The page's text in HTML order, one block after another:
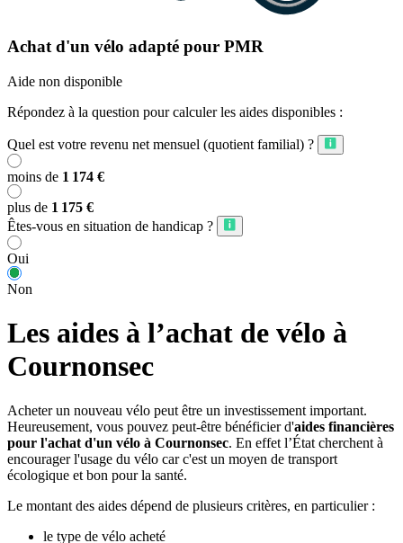
Achat d'un vélo adapté pour PMR
Aide non disponible
Répondez à la question pour calculer les aides disponibles :
Quel est votre revenu net mensuel (quotient familial) ?
moins de 1 174 €
plus de 1 175 €
Êtes-vous en situation de handicap ?
Oui
Non
Les aides à l’achat de vélo à
Cournonsec
Acheter un nouveau vélo peut être un investissement important.
Heureusement, vous pouvez peut-être bénéficier d'aides financières
pour l'achat d'un vélo à Cournonsec. En effet l’État cherchent à
encourager l'usage du vélo car c'est un moyen de transport
écologique et bon pour la santé.
Le montant des aides dépend de plusieurs critères, en particulier :
le type de vélo acheté